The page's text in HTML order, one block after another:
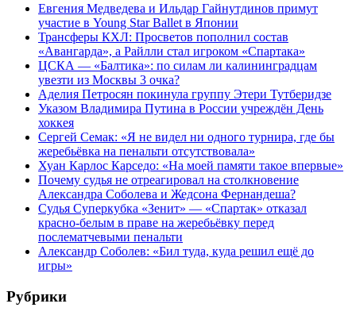
Евгения Медведева и Ильдар Гайнутдинов примут
участие в Young Star Ballet в Японии
Трансферы КХЛ: Просветов пополнил состав
«Авангарда», а Райлли стал игроком «Спартака»
ЦСКА — «Балтика»: по силам ли калининградцам
увезти из Москвы 3 очка?
Аделия Петросян покинула группу Этери Тутберидзе
Указом Владимира Путина в России учреждён День
хоккея
Сергей Семак: «Я не видел ни одного турнира, где бы
жеребьёвка на пенальти отсутствовала»
Хуан Карлос Карседо: «На моей памяти такое впервые»
Почему судья не отреагировал на столкновение
Александра Соболева и Жедсона Фернандеша?
Судья Суперкубка «Зенит» — «Спартак» отказал
красно-белым в праве на жеребьёвку перед
послематчевыми пенальти
Александр Соболев: «Бил туда, куда решил ещё до
игры»
Рубрики